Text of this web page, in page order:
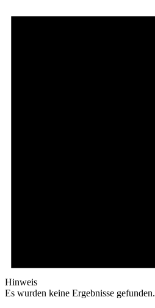
Hinweis
Es wurden keine Ergebnisse gefunden.